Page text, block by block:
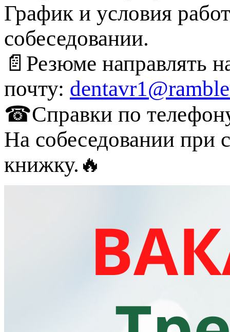
График и условия
собеседовании.
📄Резюме направлять
почту:
☎Справки по
На собеседовании при
книжку.🔥